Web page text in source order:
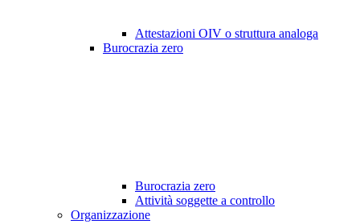
Attestazioni OIV o struttura analoga
Burocrazia zero
Burocrazia zero
Attività soggette a controllo
Organizzazione